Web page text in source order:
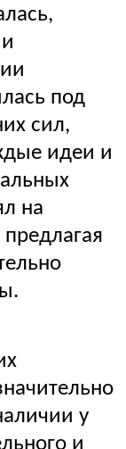
под
сил,
идеи и
на
у
и